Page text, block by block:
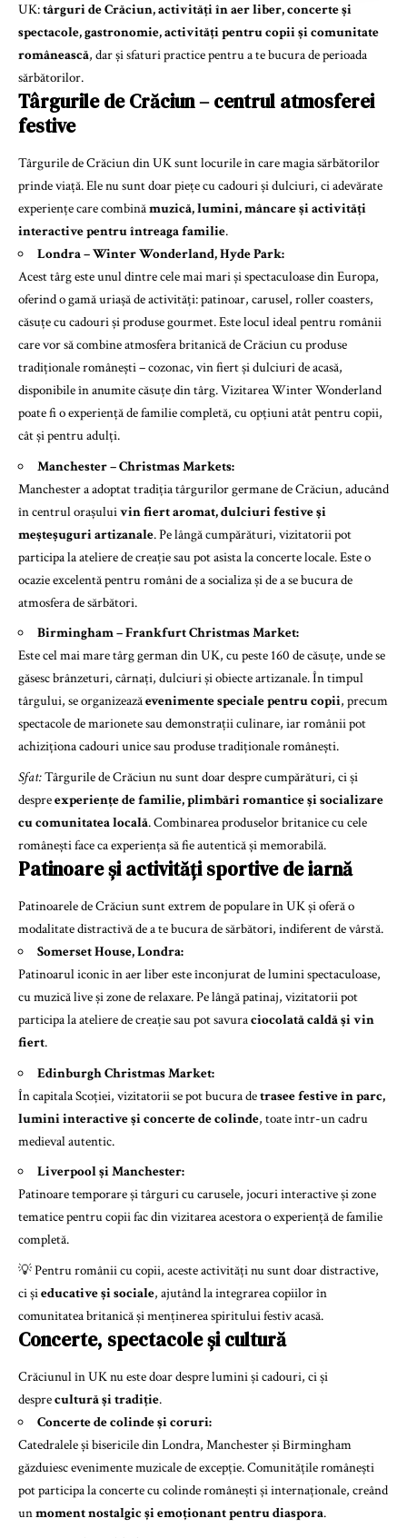
UK:târguri de Crăciun, activități în aer liber, concerte și
spectacole, gastronomie, activități pentru copii și comunitate
românească, dar și sfaturi practice pentru a te bucura de perioada
sărbătorilor.
Târgurile de Crăciun – centrul atmosferei
festive
Târgurile de Crăciun din UK sunt locurile în care magia sărbătorilor
prinde viață. Ele nu sunt doar piețe cu cadouri și dulciuri, ci adevărate
experiențe care combinămuzică, lumini, mâncare și activități
interactive pentru întreaga familie.
Londra – Winter Wonderland, Hyde Park:
Acest târg este unul dintre cele mai mari și spectaculoase din Europa,
oferind o gamă uriașă de activități: patinoar, carusel, roller coasters,
căsuțe cu cadouri și produse gourmet. Este locul ideal pentru românii
care vor să combine atmosfera britanică de Crăciun cu produse
tradiționale românești – cozonac, vin fiert și dulciuri de acasă,
disponibile în anumite căsuțe din târg. Vizitarea Winter Wonderland
poate fi o experiență de familie completă, cu opțiuni atât pentru copii,
cât și pentru adulți.
Manchester – Christmas Markets:
Manchester a adoptat tradiția târgurilor germane de Crăciun, aducând
în centrul orașuluivin fiert aromat, dulciuri festive și
meșteșuguri artizanale. Pe lângă cumpărături, vizitatorii pot
participa la ateliere de creație sau pot asista la concerte locale. Este o
ocazie excelentă pentru români de a socializa și de a se bucura de
atmosfera de sărbători.
Birmingham – Frankfurt Christmas Market:
Este cel mai mare târg german din UK, cu peste 160 de căsuțe, unde se
găsesc brânzeturi, cârnați, dulciuri și obiecte artizanale. În timpul
târgului, se organizeazăevenimente speciale pentru copii, precum
spectacole de marionete sau demonstrații culinare, iar românii pot
achiziționa cadouri unice sau produse tradiționale românești.
Sfat:Târgurile de Crăciun nu sunt doar despre cumpărături, ci și
despreexperiențe de familie, plimbări romantice și socializare
cu comunitatea locală. Combinarea produselor britanice cu cele
românești face ca experiența să fie autentică și memorabilă.
Patinoare și activități sportive de iarnă
Patinoarele de Crăciun sunt extrem de populare în UK și oferă o
modalitate distractivă de a te bucura de sărbători, indiferent de vârstă.
Somerset House, Londra:
Patinoarul iconic în aer liber este înconjurat de lumini spectaculoase,
cu muzică live și zone de relaxare. Pe lângă patinaj, vizitatorii pot
participa la ateliere de creație sau pot savuraciocolată caldă și vin
fiert.
Edinburgh Christmas Market:
În capitala Scoției, vizitatorii se pot bucura detrasee festive în parc,
lumini interactive și concerte de colinde, toate într-un cadru
medieval autentic.
Liverpool și Manchester:
Patinoare temporare și târguri cu carusele, jocuri interactive și zone
tematice pentru copii fac din vizitarea acestora o experiență de familie
completă.
💡 Pentru românii cu copii, aceste activități nu sunt doar distractive,
ci șieducative și sociale, ajutând la integrarea copiilor în
comunitatea britanică și menținerea spiritului festiv acasă.
Concerte, spectacole și cultură
Crăciunul în UK nu este doar despre lumini și cadouri, ci și
desprecultură și tradiție.
Concerte de colinde și coruri:
Catedralele și bisericile din Londra, Manchester și Birmingham
găzduiesc evenimente muzicale de excepție. Comunitățile românești
pot participa la concerte cu colinde românești și internaționale, creând
unmoment nostalgic și emoționant pentru diaspora.